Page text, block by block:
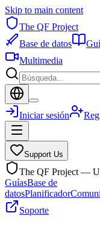
Skip to main content
The QF Project
Base de datos
Multimedia
Iniciar sesión
Support Us
The QF Project —
GuíasBase de
datosPlanificador
Soporte